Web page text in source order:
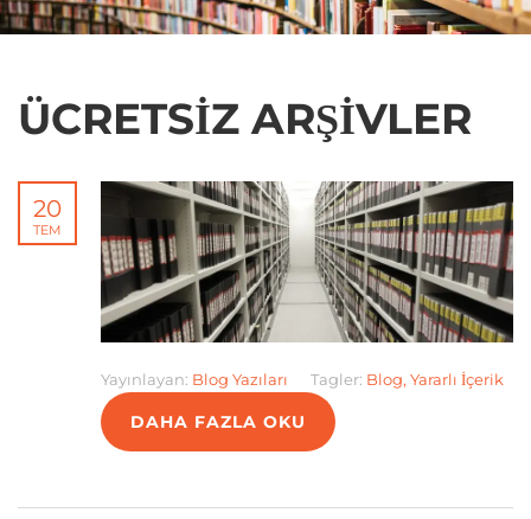
ÜCRETSIZ ARŞIVLER
20
TEM
Yayınlayan: Blog Yazıları Tagler: Blog, Yararlı İçerik
DAHA FAZLA OKU